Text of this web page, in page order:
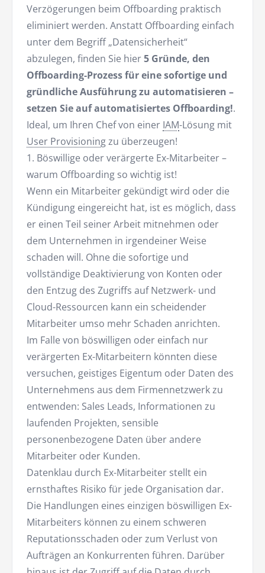
Verzögerungen beim Offboarding praktisch
eliminiert werden. Anstatt Offboarding einfach
unter dem Begriff „Datensicherheit“
abzulegen, finden Sie hier5 Gründe, den
Offboarding-Prozess für eine sofortige und
gründliche Ausführung zu automatisieren –
setzen Sie auf automatisiertes Offboarding!.
Ideal, um Ihren Chef von einer IAM-Lösung mit
User Provisioningzu überzeugen!
1. Böswillige oder verärgerte Ex-Mitarbeiter –
warum Offboarding so wichtig ist!
Wenn ein Mitarbeiter gekündigt wird oder die
Kündigung eingereicht hat, ist es möglich, dass
er einen Teil seiner Arbeit mitnehmen oder
dem Unternehmen in irgendeiner Weise
schaden will. Ohne die sofortige und
vollständige Deaktivierung von Konten oder
den Entzug des Zugriffs auf Netzwerk- und
Cloud-Ressourcen kann ein scheidender
Mitarbeiter umso mehr Schaden anrichten.
Im Falle von böswilligen oder einfach nur
verärgerten Ex-Mitarbeitern könnten diese
versuchen, geistiges Eigentum oder Daten des
Unternehmens aus dem Firmennetzwerk zu
entwenden: Sales Leads, Informationen zu
laufenden Projekten, sensible
personenbezogene Daten über andere
Mitarbeiter oder Kunden.
Datenklau durch Ex-Mitarbeiter stellt ein
ernsthaftes Risiko für jede Organisation dar.
Die Handlungen eines einzigen böswilligen Ex-
Mitarbeiters können zu einem schweren
Reputationsschaden oder zum Verlust von
Aufträgen an Konkurrenten führen. Darüber